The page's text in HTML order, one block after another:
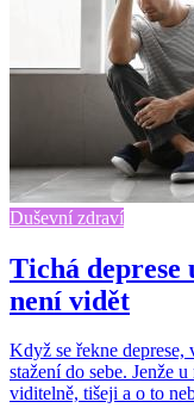
Duševní zdraví
Tichá
není vidět
Když se řekne deprese,
stažení do sebe. Jenže
viditelně, tišeji a o to